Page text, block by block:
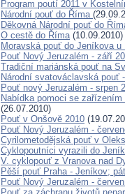
Program poutí 2011 v
Národní pouť do Říma
Děkovná Národní pouť do
O cestě do Říma(10.09.2010)
Moravská pouť do Jeníkova u
Pouť Nový Jeruzalém - září
Tradiční mariánská pouť na
Národní svatováclavská pouť
Pouť nový Jeruzalém - srpen
Nabídka pomoci se
(26.07.2010)
Pouť v Onšově 2010
Pouť Nový Jeruzalém -
Cyrilometodějská pouť v
Cyklopoutníci vyrazili do
V. cyklopouť z Vranova nad
Pěší pouť Praha - Jeníkov;
Pouť Nový Jeruzalém -